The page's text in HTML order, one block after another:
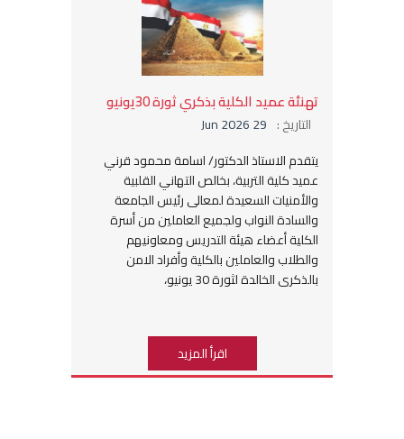
تهنئة عميد الكلية بذكري ثورة 30يونيو
التاريخ : 29 Jun 2026
يتقدم الاستاذ الدكتور/ اسامة محمود قرني
عميد كلية التربية، بخالص التهاني القلبية
والأمنيات السعيدة لمعالى رئيس الجامعة
والسادة النواب ولجميع العاملين من أسرة
الكلية أعضاء هيئة التدريس ومعاونيهم
والطلاب والعاملين بالكلية وأفراد الامن
بالذكرى الخالدة لثورة 30 يونيو،
اقرأ المزيد